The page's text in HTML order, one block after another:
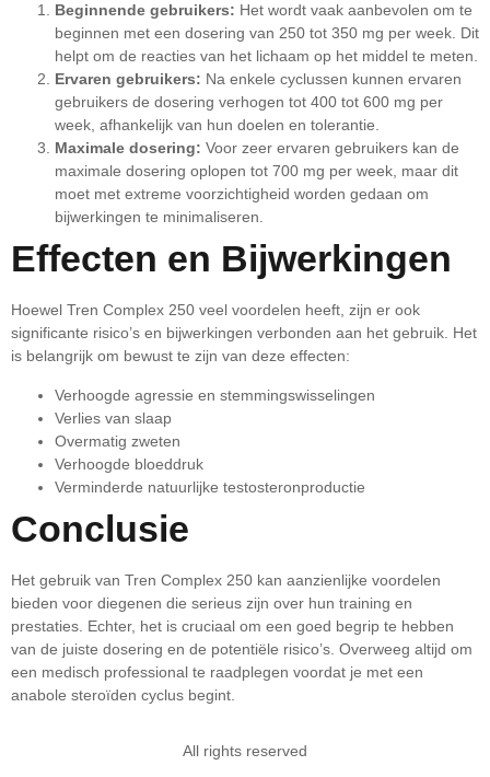
Beginnende gebruikers: Het wordt vaak aanbevolen om te
beginnen met een dosering van 250 tot 350 mg per week. Dit
helpt om de reacties van het lichaam op het middel te meten.
Ervaren gebruikers: Na enkele cyclussen kunnen ervaren
gebruikers de dosering verhogen tot 400 tot 600 mg per
week, afhankelijk van hun doelen en tolerantie.
Maximale dosering: Voor zeer ervaren gebruikers kan de
maximale dosering oplopen tot 700 mg per week, maar dit
moet met extreme voorzichtigheid worden gedaan om
bijwerkingen te minimaliseren.
Effecten en Bijwerkingen
Hoewel Tren Complex 250 veel voordelen heeft, zijn er ook
significante risico’s en bijwerkingen verbonden aan het gebruik. Het
is belangrijk om bewust te zijn van deze effecten:
Verhoogde agressie en stemmingswisselingen
Verlies van slaap
Overmatig zweten
Verhoogde bloeddruk
Verminderde natuurlijke testosteronproductie
Conclusie
Het gebruik van Tren Complex 250 kan aanzienlijke voordelen
bieden voor diegenen die serieus zijn over hun training en
prestaties. Echter, het is cruciaal om een goed begrip te hebben
van de juiste dosering en de potentiële risico’s. Overweeg altijd om
een medisch professional te raadplegen voordat je met een
anabole steroïden cyclus begint.
All rights reserved